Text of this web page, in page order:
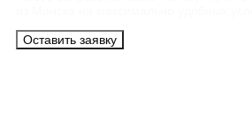
Оставить заявку